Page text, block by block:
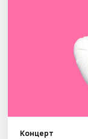
Концерт